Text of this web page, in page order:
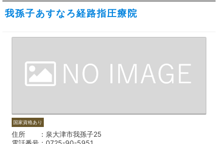
我孫子あすなろ経路指圧療院
国家資格あり
住所
泉大津市我孫子25